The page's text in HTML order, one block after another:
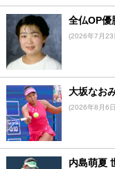
全仏OP優
(2026年7月23
大坂なお
(2026年8月6
内島萌夏